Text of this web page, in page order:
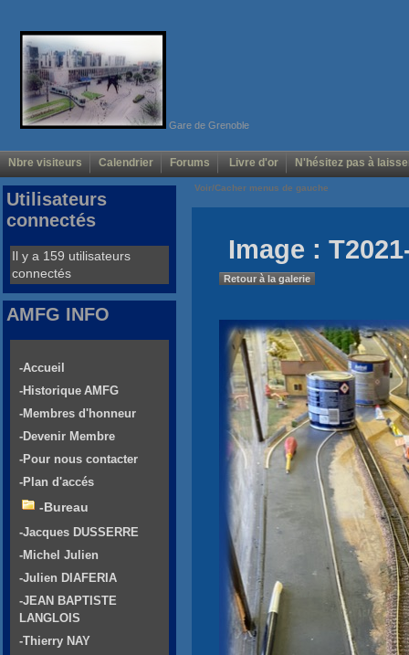
Gare de Grenoble
Nbre visiteurs Calendrier Forums Livre d'or N'hésitez pas à
Voir/Cacher menus de gauche
Image :
Retour à la galerie
Utilisateurs
connectés
Il y a 159 utilisateurs
connectés
AMFG INFO
-Accueil
-Historique AMFG
-Membres d'honneur
-Devenir Membre
-Pour nous contacter
-Plan d'accés
-Bureau
-Jacques DUSSERRE
-Michel Julien
-Julien DIAFERIA
-JEAN BAPTISTE
LANGLOIS
-Thierry NAY